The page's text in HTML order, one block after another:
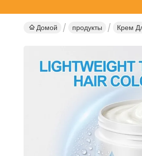
Домой продукты Крем